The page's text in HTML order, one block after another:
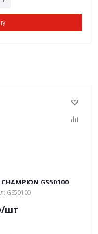
GS50100
GS50100
/шт